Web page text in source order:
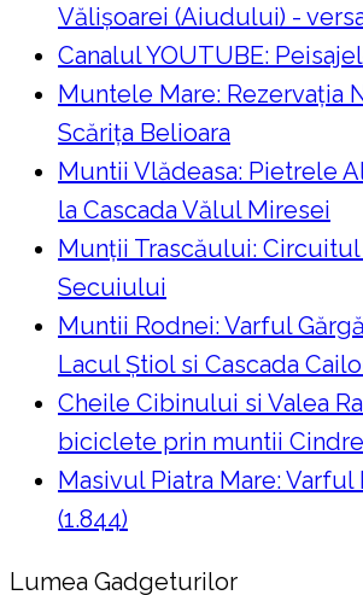
Vălișoarei (Aiudului) -
Canalul YOUTUBE:
Muntele Mare: Rezervaţia
Scăriţa Belioara
Muntii Vlădeasa: Pietrele
la Cascada Vălul Miresei
Munții Trascăului:
Secuiului
Muntii Rodnei: Varful
Lacul Ştiol si Cascada
Cheile Cibinului si Valea
biciclete prin muntii
Masivul Piatra Mare: Varful
(1.844)
Lumea Gadgeturilor